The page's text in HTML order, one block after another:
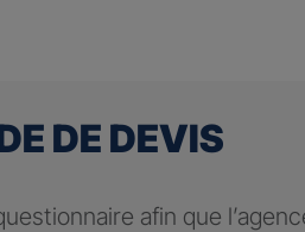
DE DEVIS
afin que